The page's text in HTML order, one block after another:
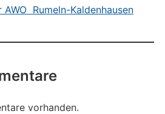
Rumeln-Kaldenhausen
vorhanden.